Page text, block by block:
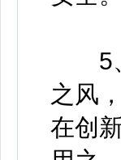
5、
之风
在创